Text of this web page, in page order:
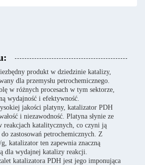
produkt w dziedzinie katalizy,
dla przemysłu petrochemicznego.
w różnych procesach w tym sektorze,
wydajność i efektywność.
jakości platyny, katalizator PDH
i niezawodność. Platyna słynie ze
reakcjach katalitycznych, co czyni ją
zastosowań petrochemicznych. Z
katalizator ten zapewnia znaczną
dla wydajnej katalizy reakcji.
katalizatora PDH jest jego imponująca